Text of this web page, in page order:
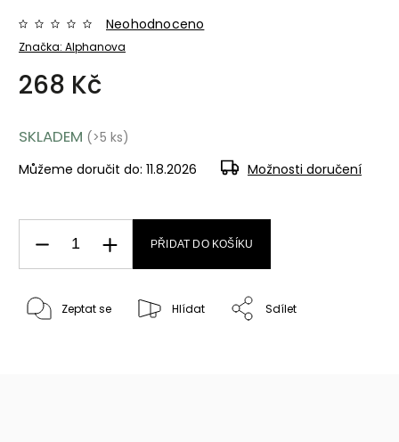
Značka: Alphanova
Neohodnoceno
268 Kč
SKLADEM (>5 ks)
Můžeme doručit do: 11.8.2026 Možnosti doručení
PŘIDAT DO KOŠÍKU
Zeptat se Hlídat Sdílet